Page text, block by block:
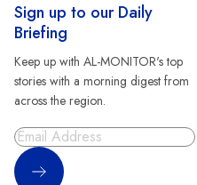
Sign up to our Daily
Briefing
Keep up with AL-MONITOR's top
stories with a morning digest from
across the region.
Sign Up